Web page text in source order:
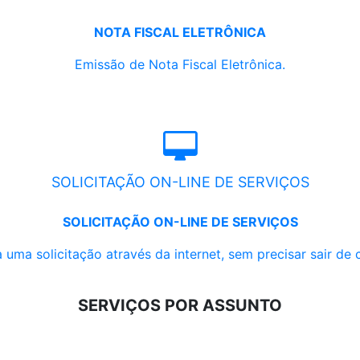
NOTA FISCAL ELETRÔNICA
Emissão de Nota Fiscal Eletrônica.
SOLICITAÇÃO ON-LINE DE SERVIÇOS
SOLICITAÇÃO ON-LINE DE SERVIÇOS
uma solicitação através da internet, sem precisar sair de
SERVIÇOS POR ASSUNTO